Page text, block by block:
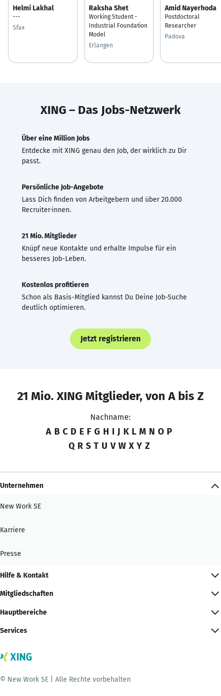
Helmi Lakhal
---
Sfax
Raksha Shet
Working Student -
Industrial Foundation
Model
Erlangen
Amid Nayerhoda
Postdoctoral
Researcher
Padova
XING – Das Jobs-Netzwerk
Über eine Million Jobs
Entdecke mit XING genau den Job, der wirklich zu Dir
passt.
Persönliche Job-Angebote
Lass Dich finden von Arbeitgebern und über 20.000
Recruiter·innen.
21 Mio. Mitglieder
Knüpf neue Kontakte und erhalte Impulse für ein
besseres Job-Leben.
Kostenlos profitieren
Schon als Basis-Mitglied kannst Du Deine Job-Suche
deutlich optimieren.
Jetzt registrieren
21 Mio. XING Mitglieder, von A bis Z
Nachname:
A B C D E F G H I J K L M N O P
Q R S T U V W X Y Z
Unternehmen
New Work SE
Karriere
Presse
Hilfe & Kontakt
Mitgliedschaften
Hauptbereiche
Services
© New Work SE | Alle Rechte vorbehalten